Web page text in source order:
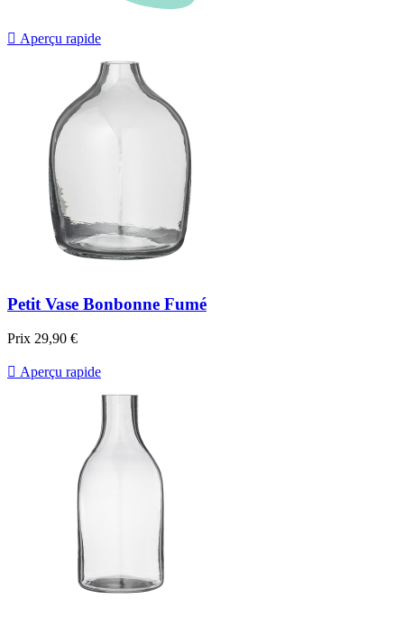
 Aperçu rapide
Petit Vase Bonbonne Fumé
Prix 29,90 €
 Aperçu rapide